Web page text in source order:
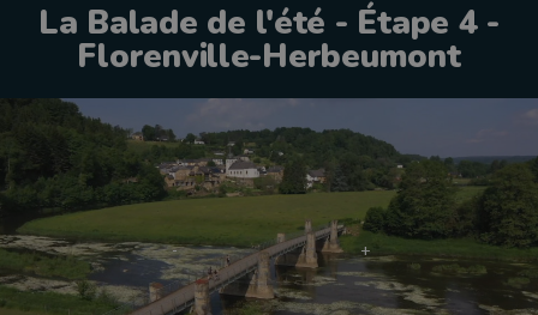
La Balade de l'été - Étape 4 -
Florenville-Herbeumont